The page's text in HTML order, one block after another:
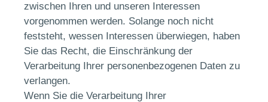
zwischen Ihren und unseren Interessen
vorgenommen werden. Solange noch nicht
feststeht, wessen Interessen überwiegen, haben
Sie das Recht, die Einschränkung der
Verarbeitung Ihrer personenbezogenen Daten zu
verlangen.
Wenn Sie die Verarbeitung Ihrer